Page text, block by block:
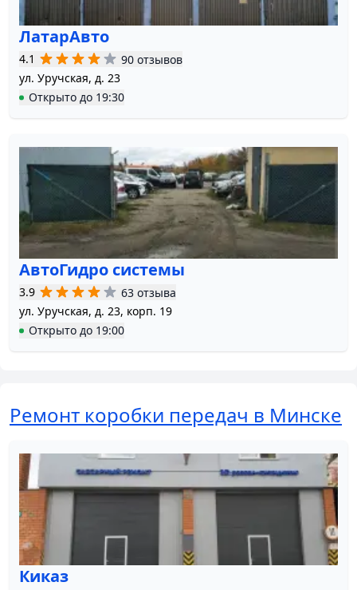
ЛатарАвто
4.1
90 отзывов
ул. Уручская, д. 23
Открыто до 19:30
АвтоГидро системы
3.9
63 отзыва
ул. Уручская, д. 23, корп. 19
Открыто до 19:00
Ремонт коробки передач в Минске
Киказ